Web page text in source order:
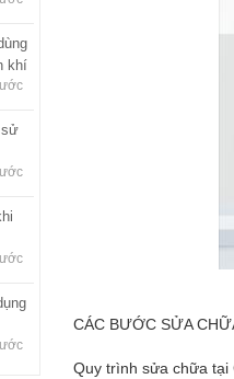
CÁC BƯỚC SỬA
Quy trình sửa chữa tại
khí